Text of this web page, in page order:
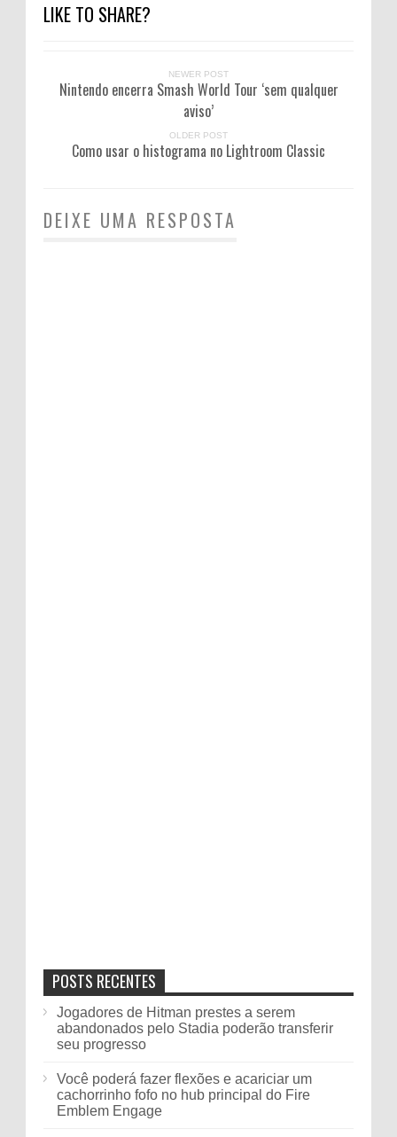
LIKE TO SHARE?
NEWER POST
Nintendo encerra Smash World Tour ‘sem qualquer
aviso’
OLDER POST
Como usar o histograma no Lightroom Classic
DEIXE UMA RESPOSTA
POSTS RECENTES
Jogadores de Hitman prestes a serem
abandonados pelo Stadia poderão transferir
seu progresso
Você poderá fazer flexões e acariciar um
cachorrinho fofo no hub principal do Fire
Emblem Engage